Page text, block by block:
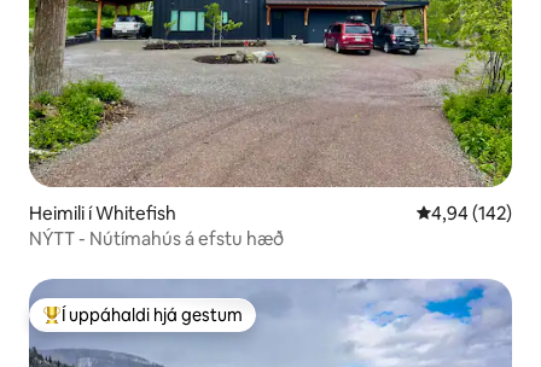
Heimili í Whitefish 4,94 af 5 í
4,94 (142)
NÝTT - Nútímahús á efstu hæð
Í mestu uppáhaldi hjá gestum
Í uppáhaldi hjá gestum